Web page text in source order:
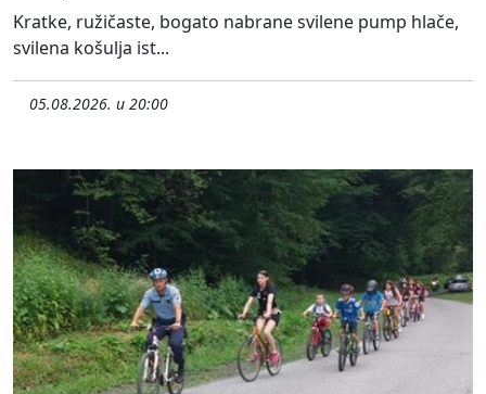
Kratke, ružičaste, bogato nabrane svilene pump hlače,
svilena košulja ist...
05.08.2026. u 20:00